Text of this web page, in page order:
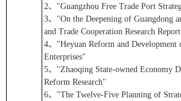
2、"Guangzhou Free Trade Port
3、"On the Deepening of Guangdong
and Trade Cooperation Research
4、"Heyuan Reform and Development
Enterprises"
5、"Zhaoqing State-owned Economy
Reform Research"
6、"The Twelve-Five Planning of